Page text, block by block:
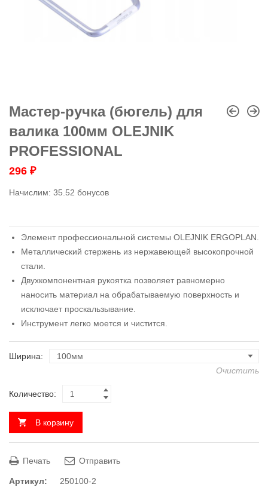
Мастер-ручка (бюгель) для
валика 100мм OLEJNIK
PROFESSIONAL
296 ₽
Начислим: 35.52 бонусов
Элемент профессиональной системы OLEJNIK ERGOPLAN.
Металлический стержень из нержавеющей высокопрочной
стали.
Двухкомпонентная рукоятка позволяет равномерно
наносить материал на обрабатываемую поверхность и
исключает проскальзывание.
Инструмент легко моется и чистится.
Ширина
Очистить
Количество:
В корзину
Печать Отправить
Артикул:
250100-2